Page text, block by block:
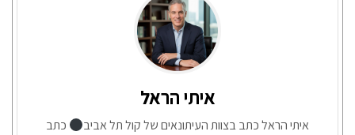
איתי הראל
איתי הראל כתב בצוות העיתונאים של קול תל אביב
כתב